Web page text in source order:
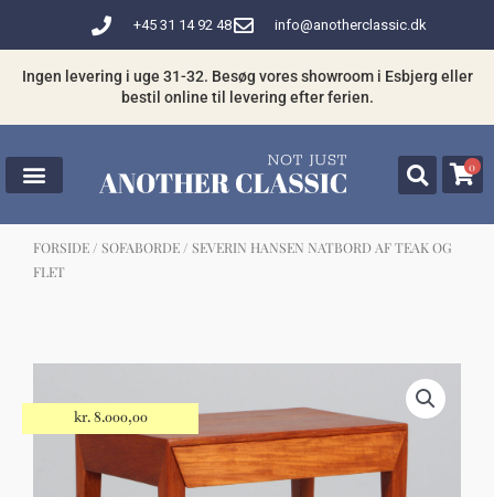
indholdet
+45 31 14 92 48 info@anotherclassic.dk
Ingen levering i uge 31-32. Besøg vores showroom i Esbjerg eller
bestil online til levering efter ferien.
0
FORSIDE / SOFABORDE / SEVERIN HANSEN NATBORD AF TEAK OG
FLET
have din interesse?
kr.8.000,00